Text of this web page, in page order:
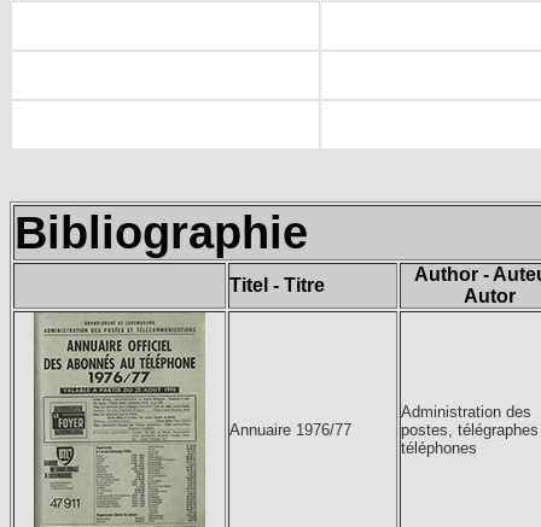
Bibliographie
Titel - Titre
Author -
Autor
Annuaire 1976/77
Administration des
postes,
téléphones